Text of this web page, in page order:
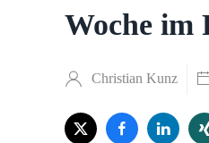
Woche im
Christian Kunz